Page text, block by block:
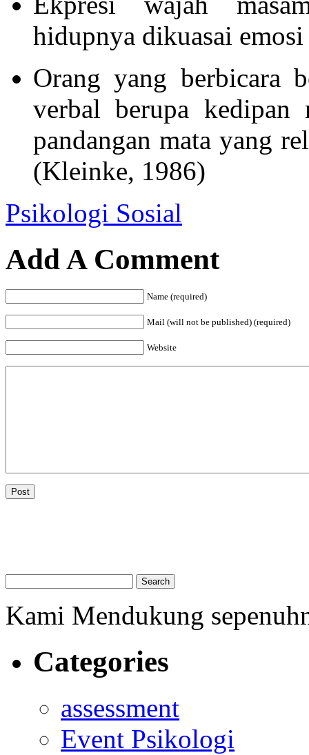
hidupnya dikuasai
Orang yang berbicara
verbal berupa
pandangan mata yang
(Kleinke, 1986)
Psikologi Sosial
Add A Comment
Name (required)
Mail (will not be published) (required)
Website
Kami Mendukung
Categories
assessment
Event Psikologi